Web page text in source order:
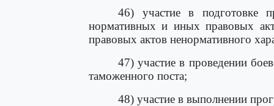
46) участие в подготовке
нормативных и иных правовых
правовых актов ненормативного
47) участие в проведении
таможенного поста;
48) участие в выполнении